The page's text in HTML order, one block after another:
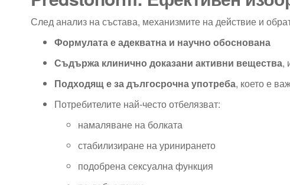
След анализ на състава, механизмите на действие и
Формулата е адекватна и научно обоснована
Съдържа клинично доказани активни вещества,
Подходящ е за дългосрочна употреба, което е
Потребителите най-често отбелязват:
намаляване на болката
стабилизиране на уринирането
подобрена сексуална функция